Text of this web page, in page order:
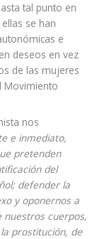
tal punto en
se han
e
deseos en vez
de las mujeres
Movimiento
nos
e inmediato,
pretenden
del
defender la
y oponernos a
nuestros cuerpos,
prostitución, de